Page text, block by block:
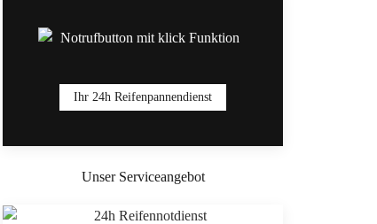
Ihr 24h Reifenpannendienst
Unser Serviceangebot